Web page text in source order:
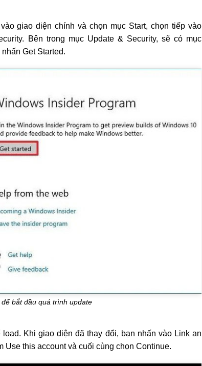
giao diện chính và chọn mục Start, chọn tiếp vào
Bên trong mục Update & Security, sẽ có mục
Get Started.
bắt đầu quá trình update
Khi giao diện đã thay đổi, bạn nhấn vào Link an
this account và cuối cùng chọn Continue.